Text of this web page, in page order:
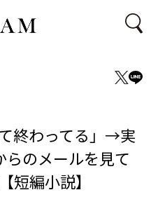
終わってる」→実
らのメールを見て
短編小説】